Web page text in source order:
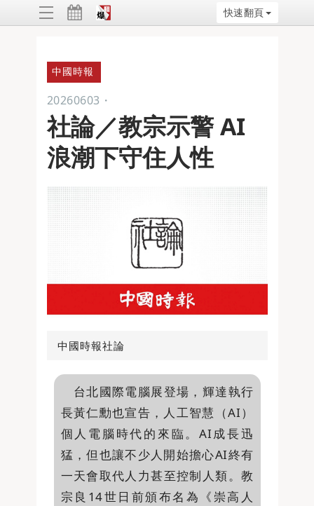
快速翻頁
中國時報
20260603 ・
社論／教宗示警 AI
浪潮下守住人性
中國時報社論
台北國際電腦展登場，輝達執行
長黃仁勳也宣告，人工智慧（AI）
個人電腦時代的來臨。AI成長迅
猛，但也讓不少人開始擔心AI終有
一天會取代人力甚至控制人類。教
宗良14世日前頒布名為《崇高人